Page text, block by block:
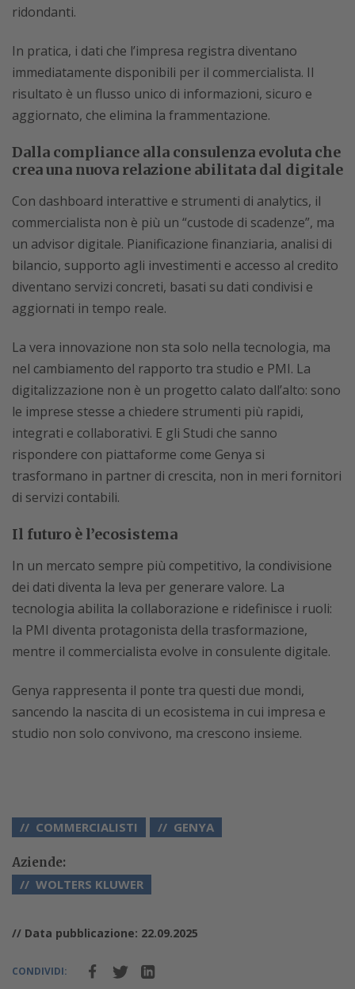
ridondanti.
In pratica, i dati che l’impresa registra diventano
immediatamente disponibili per il commercialista. Il
risultato è un flusso unico di informazioni, sicuro e
aggiornato, che elimina la frammentazione.
Dalla compliance alla consulenza evoluta che
crea una nuova relazione abilitata dal digitale
Con dashboard interattive e strumenti di analytics, il
commercialista non è più un “custode di scadenze”, ma
un advisor digitale. Pianificazione finanziaria, analisi di
bilancio, supporto agli investimenti e accesso al credito
diventano servizi concreti, basati su dati condivisi e
aggiornati in tempo reale.
La vera innovazione non sta solo nella tecnologia, ma
nel cambiamento del rapporto tra studio e PMI. La
digitalizzazione non è un progetto calato dall’alto: sono
le imprese stesse a chiedere strumenti più rapidi,
integrati e collaborativi. E gli Studi che sanno
rispondere con piattaforme come Genya si
trasformano in partner di crescita, non in meri fornitori
di servizi contabili.
Il futuro è l’ecosistema
In un mercato sempre più competitivo, la condivisione
dei dati diventa la leva per generare valore. La
tecnologia abilita la collaborazione e ridefinisce i ruoli:
la PMI diventa protagonista della trasformazione,
mentre il commercialista evolve in consulente digitale.
Genya rappresenta il ponte tra questi due mondi,
sancendo la nascita di un ecosistema in cui impresa e
studio non solo convivono, ma crescono insieme.
COMMERCIALISTI GENYA
Aziende:
WOLTERS KLUWER
// Data pubblicazione: 22.09.2025
CONDIVIDI: